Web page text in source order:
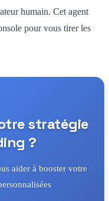
humain. Cet agent
pour vous tirer les
stratégie
?
aider à booster votre